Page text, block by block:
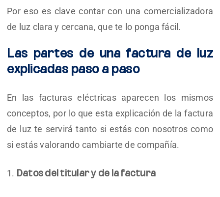
Por eso es clave contar con una comercializadora
de luz clara y cercana, que te lo ponga fácil.
Las partes de una factura de luz
explicadas paso a paso
En las facturas eléctricas aparecen los mismos
conceptos, por lo que esta explicación de la factura
de luz te servirá tanto si estás con nosotros como
si estás valorando cambiarte de compañía.
Datos del titular y de la factura